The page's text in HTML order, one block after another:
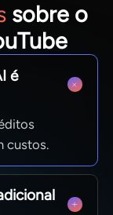
sobre o
é
custos.